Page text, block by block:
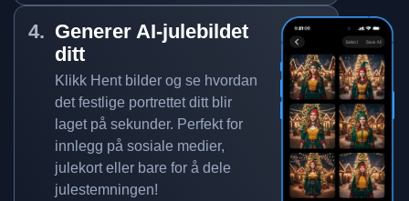
Generer AI-julebildet
ditt
Klikk Hent bilder og se hvordan
det festlige portrettet ditt blir
laget på sekunder. Perfekt for
innlegg på sosiale medier,
julekort eller bare for å dele
julestemningen!